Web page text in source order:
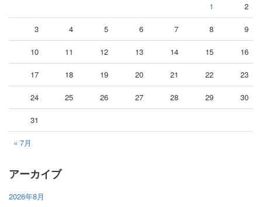
« 7月
1 2
3 4 5 6 7 8 9
10 11 12 13 14 15 16
17 18 19 20 21 22 23
24 25 26 27 28 29 30
31
アーカイブ
2026年8月